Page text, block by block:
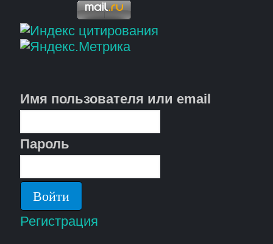
Имя пользователя или email
Пароль
Регистрация